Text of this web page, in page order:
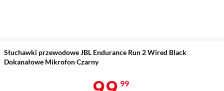
Słuchawki przewodowe JBL Endurance Run 2 Wired Black
Dokanałowe Mikrofon Czarny
99